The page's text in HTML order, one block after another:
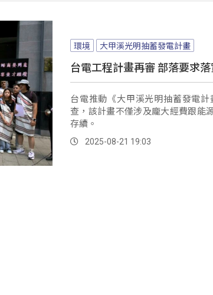
環境 大甲溪光明抽蓄發電計畫
台電工程計畫再審 部落要求
台電推動《大甲溪光明抽蓄發電
查，該計畫不僅涉及龐大經費跟能
存續。
2025-08-21 19:03